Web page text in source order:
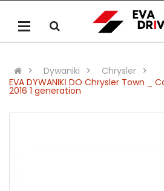
Dywaniki
Chrysler
EVA DYWANIKІ DO Chrysler Town _
2016 1 generation